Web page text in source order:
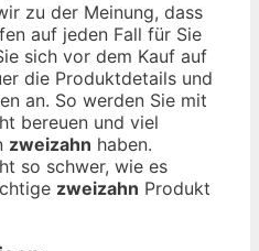
zu der Meinung, dass
auf jeden Fall für Sie
sich vor dem Kauf auf
die Produktdetails und
an. So werden Sie mit
bereuen und viel
zweizahn haben.
so schwer, wie es
zweizahn Produkt